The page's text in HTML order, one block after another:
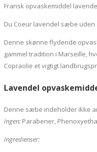
Fransk opvaskemiddel
Du Coeur lavendel sæbe
Denne skønne flydende
gammel tradition i Marseille,
Copraolie et vigtigt
Lavendel
Denne sæbe indeholder ikke
Ingen: Parabener,
Ingredienser: